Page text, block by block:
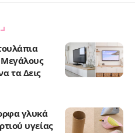
Μεγάλους
τα Δεις
γλυκά
υγείας